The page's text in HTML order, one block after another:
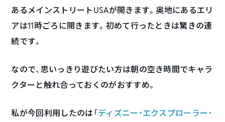
あるメインストリートUSAが開きます。奥地にあるエリ
アは11時ごろに開きます。初めて行ったときは驚きの連
続です。
なので、思いっきり遊びたい方は朝の空き時間でキャラ
クターと触れ合っておくのがおすすめ。
私が今回利用したのは「ディズニー・エクスプローラー・